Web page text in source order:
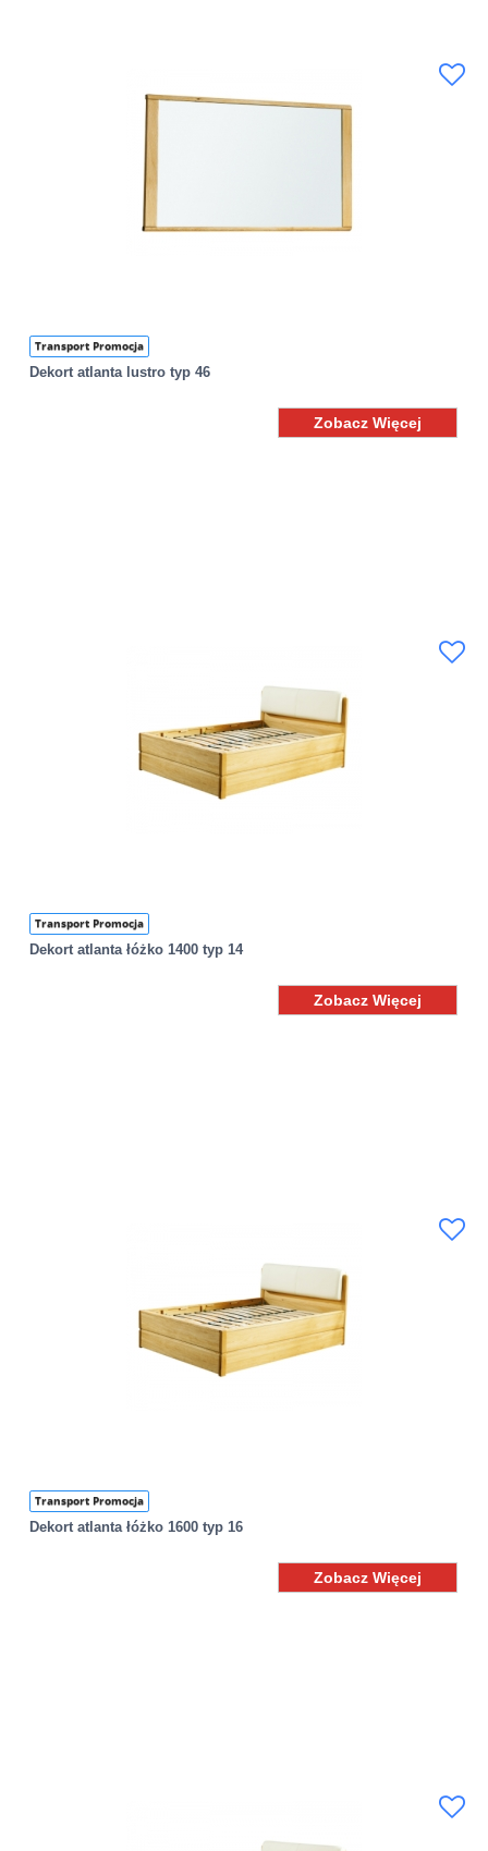
Transport Promocja
Dekort atlanta lustro typ 46
Zobacz Więcej
Transport Promocja
Dekort atlanta łóżko 1400 typ 14
Zobacz Więcej
Transport Promocja
Dekort atlanta łóżko 1600 typ 16
Zobacz Więcej